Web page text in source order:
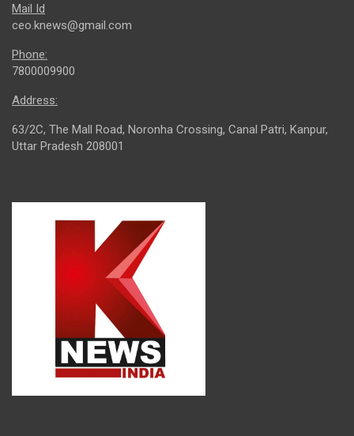
Mail Id
ceo.knews@gmail.com
Phone:
7800009900
Address:
63/2C, The Mall Road, Noronha Crossing, Canal Patri, Kanpur,
Uttar Pradesh 208001